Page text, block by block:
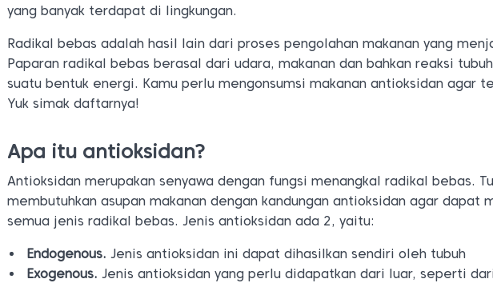
yang banyak terdapat di lingkungan.
Radikal bebas adalah hasil lain dari proses pengolahan makanan yang
Paparan radikal bebas berasal dari udara, makanan dan bahkan reaksi
suatu bentuk energi. Kamu perlu mengonsumsi makanan antioksidan agar
Yuk simak daftarnya!
Apa itu antioksidan?
Antioksidan merupakan senyawa dengan fungsi menangkal radikal bebas.
membutuhkan asupan makanan dengan kandungan antioksidan agar dapat
semua jenis radikal bebas. Jenis antioksidan ada 2, yaitu:
Endogenous.Jenis antioksidan ini dapat dihasilkan sendiri oleh tubuh
Exogenous.Jenis antioksidan yang perlu didapatkan dari luar, seperti